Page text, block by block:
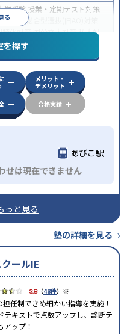
る
学受験 授業・定期テスト対策
定着
総合型選抜(旧AO)対策
特化対策国公立大対策私大対
検(英語検定)対策
成績保証制度あり授業の振替
1科目から受講可能 発達障害
室あり
を探す
メリット・
デメリット
合格実績
あびこ駅
せは現在できません
っと見る
塾の詳細を見る
ールIE
3.8（48件） ※
任制できめ細かい指導を実施！
テキストで点数アップし、診断テ
アップ！